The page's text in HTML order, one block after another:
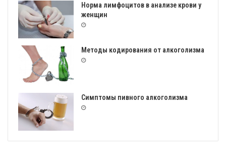
Норма лимфоцитов в анализе крови у
женщин
Методы кодирования от алкоголизма
Симптомы пивного алкоголизма